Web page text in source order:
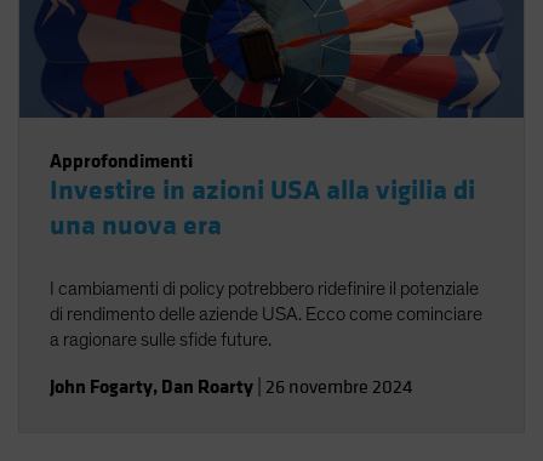
Approfondimenti
Investire in azioni USA alla vigilia di
una nuova era
I cambiamenti di policy potrebbero ridefinire il potenziale
di rendimento delle aziende USA. Ecco come cominciare
a ragionare sulle sfide future.
John Fogarty, Dan Roarty 26 novembre 2024